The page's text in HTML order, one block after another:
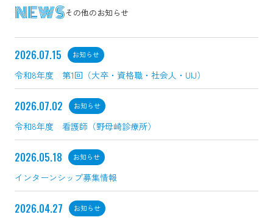
NEWSその他のお知らせ
2026.07.15 お知らせ
令和8年度 第1回（大卒・資格職・社会人・UIJ）
2026.07.02 お知らせ
令和8年度 看護師（野母崎診療所）
2026.05.18 お知らせ
インターンシップ募集情報
2026.04.27 お知らせ